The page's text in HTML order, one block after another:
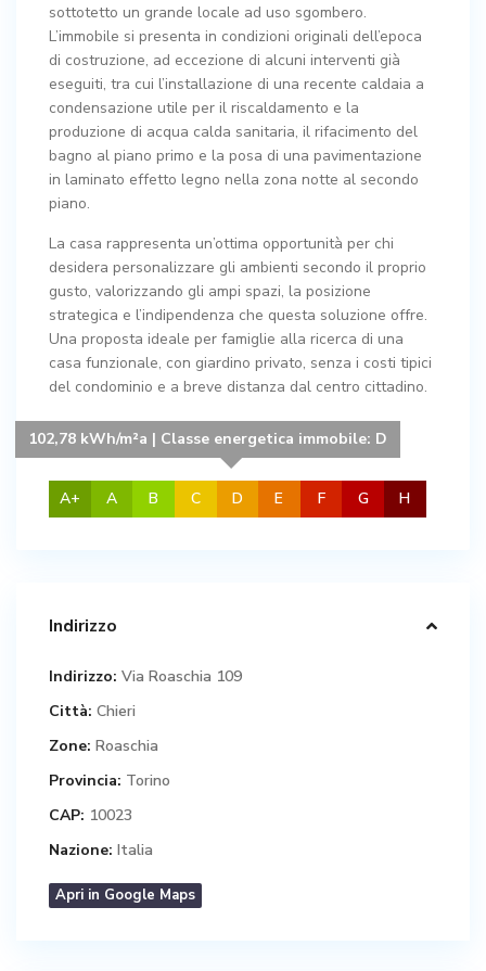
sottotetto un grande locale ad uso sgombero.
L’immobile si presenta in condizioni originali dell’epoca
di costruzione, ad eccezione di alcuni interventi già
eseguiti, tra cui l’installazione di una recente caldaia a
condensazione utile per il riscaldamento e la
produzione di acqua calda sanitaria, il rifacimento del
bagno al piano primo e la posa di una pavimentazione
in laminato effetto legno nella zona notte al secondo
piano.
La casa rappresenta un’ottima opportunità per chi
desidera personalizzare gli ambienti secondo il proprio
gusto, valorizzando gli ampi spazi, la posizione
strategica e l’indipendenza che questa soluzione offre.
Una proposta ideale per famiglie alla ricerca di una
casa funzionale, con giardino privato, senza i costi tipici
del condominio e a breve distanza dal centro cittadino.
A+ A B C
102,78 kWh/m²a | Classe energetica immobile: D
D E F G H
Indirizzo
Indirizzo: Via Roaschia 109
Città: Chieri
Zone: Roaschia
Provincia: Torino
CAP: 10023
Nazione: Italia
Apri in Google Maps